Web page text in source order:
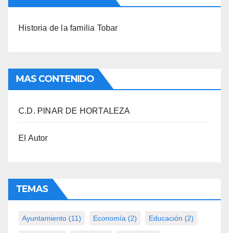
Historia de la familia Tobar
MAS CONTENIDO
C.D. PINAR DE HORTALEZA
El Autor
TEMAS
Ayuntamiento (11) Economía (2) Educación (2)